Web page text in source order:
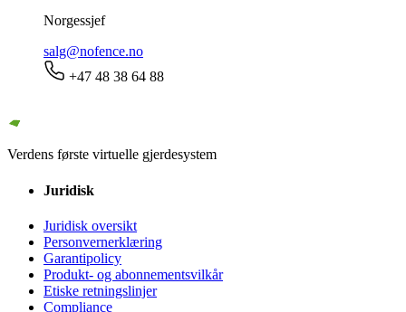
Norgessjef
salg@nofence.no
+47 48 38 64 88
Verdens første virtuelle gjerdesystem
Juridisk
Juridisk oversikt
Personvernerklæring
Garantipolicy
Produkt- og abonnementsvilkår
Etiske retningslinjer
Compliance